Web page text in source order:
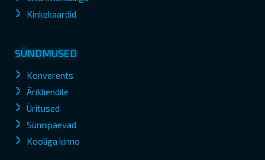
Kinkekaardid
SÜNDMUSED
Konverents
Ärikliendile
Üritused
Sünnipäevad
Kooliga kinno